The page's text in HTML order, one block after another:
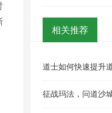
相关推荐
道士如何快速提升
征战玛法，问道沙